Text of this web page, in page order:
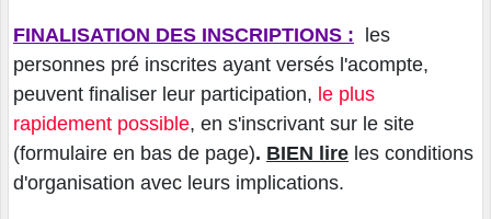
FINALISATION DES INSCRIPTIONS : les
personnes pré inscrites ayant versés l'acompte,
peuvent finaliser leur participation, le plus
rapidement possible, en s'inscrivant sur le site
(formulaire en bas de page). BIEN lire les conditions
d'organisation avec leurs implications.